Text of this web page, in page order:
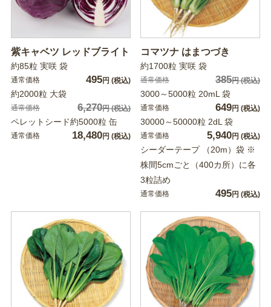
紫キャベツ レッドブライト
約85粒 実咲 袋
通常価格 495円 (税込)
約2000粒 大袋
通常価格 6,270円(税込)
ペレットシード約5000粒 缶
通常価格 18,480円 (税込)
コマツナ はまつづき
約1700粒 実咲 袋
通常価格 385円(税込)
3000～5000粒 20mL 袋
通常価格 649円 (税込)
30000～50000粒 2dL 袋
通常価格 5,940円 (税込)
シーダーテープ （20m）袋 ※
株間5cmごと（400カ所）に各
3粒詰め
通常価格 495円 (税込)